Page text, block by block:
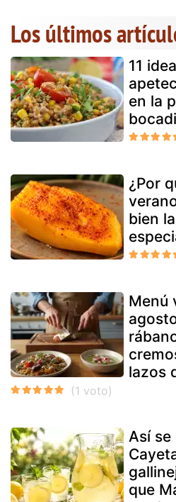
Los últimos
11
en la
¿Por
bien
Menú
lazos
Así se
que